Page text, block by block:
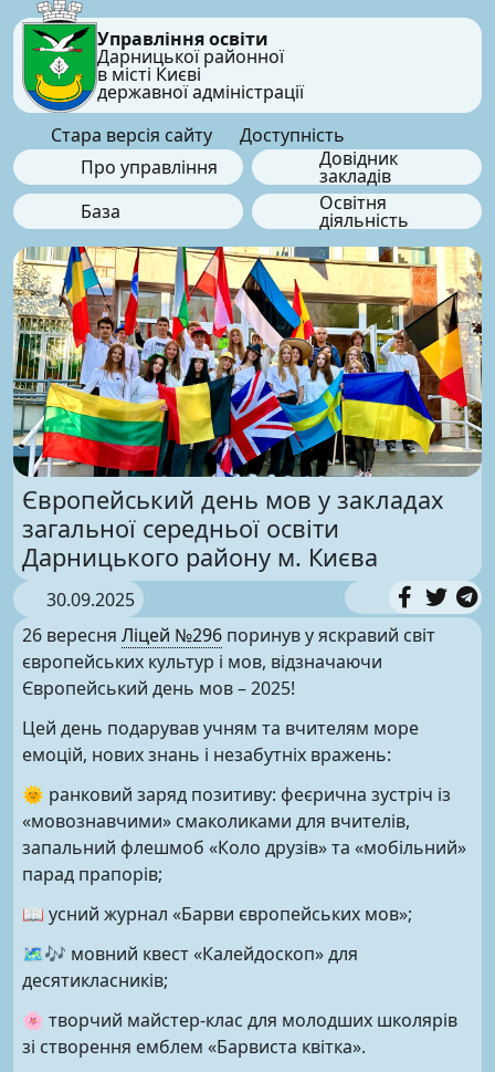
Управління освіти
Дарницької районної
в місті Києві
державної адміністрації
Стара версія сайту
Доступність
Про управління
Довідник
закладів
База
Освітня
діяльність
Європейський день мов у закладах
загальної середньої освіти
Дарницького району м. Києва
30.09.2025
26 вересня Ліцей №296 поринув у яскравий світ
європейських культур і мов, відзначаючи
Європейський день мов – 2025!
Цей день подарував учням та вчителям море
емоцій, нових знань і незабутніх вражень:
🌞 ранковий заряд позитиву: феєрична зустріч із
«мовознавчими» смаколиками для вчителів,
запальний флешмоб «Коло друзів» та «мобільний»
парад прапорів;
📖 усний журнал «Барви європейських мов»;
🗺🎶 мовний квест «Калейдоскоп» для
десятикласників;
🌸 творчий майстер-клас для молодших школярів
зі створення емблем «Барвиста квітка».